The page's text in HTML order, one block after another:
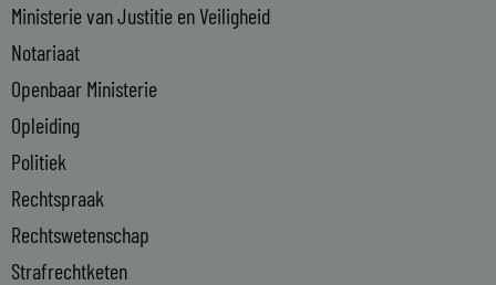
Ministerie van Justitie en Veiligheid
Notariaat
Openbaar Ministerie
Opleiding
Politiek
Rechtspraak
Rechtswetenschap
Strafrechtketen